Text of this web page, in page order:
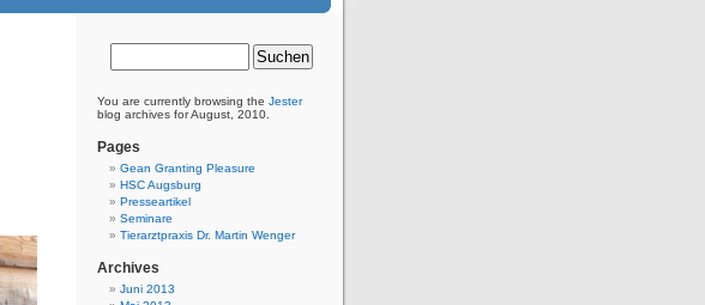
You are currently browsing the Jester
blog archives for August, 2010.
Pages
Gean Granting Pleasure
HSC Augsburg
Presseartikel
Seminare
Tierarztpraxis Dr. Martin Wenger
Archives
Juni 2013